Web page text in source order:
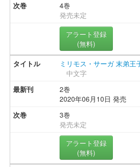
4巻
発売未定
アラート登録
(無料)
ミリモス・サーガ 末弟王
中文字
2巻
2020年06月10日 発売
3巻
発売未定
アラート登録
(無料)